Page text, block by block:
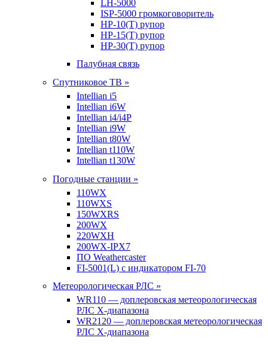
LH-5000
ISP-5000 громкоговоритель
HP-10(T) рупор
HP-15(T) рупор
HP-30(T) рупор
Палубная связь
Спутниковое ТВ »
Intellian i5
Intellian i6W
Intellian i4/i4P
Intellian i9W
Intellian t80W
Intellian t110W
Intellian t130W
Погодные станции »
110WX
110WXS
150WXRS
200WX
220WXH
200WX-IPX7
ПО Weathercaster
FI-5001(L) с индикатором FI-70
Метеорологическая РЛС »
WR110 — доплеровская метеорологическая
РЛС X-диапазона
WR2120 — доплеровская метеорологическая
РЛС X-диапазона